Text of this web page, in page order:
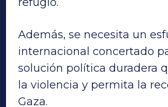
Además, se necesita un
internacional concertado
solución política duradera
la violencia y permita la
Gaza.